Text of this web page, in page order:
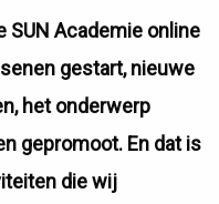
SUN Academie online
gestart, nieuwe
het onderwerp
gepromoot. En dat is
die wij